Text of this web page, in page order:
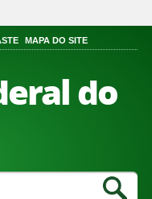
MAPA DO SITE
do